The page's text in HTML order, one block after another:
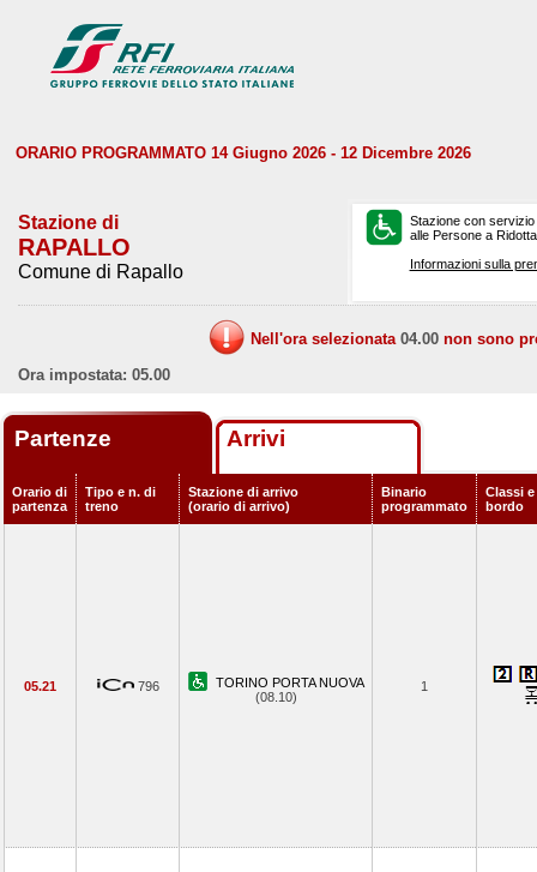
ORARIO PROGRAMMATO 14 Giugno 2026 - 12 Dicembre 2026
Stazione di
RAPALLO
Comune di Rapallo
Stazione con
alle Persone a
Informazioni sulla
Nell'ora selezionata 04.00 non sono
Ora impostata: 05.00
Partenze Arrivi
Orario di
partenza
Tipo e n. di
treno
Stazione di arrivo
(orario di arrivo)
Binario
programmato
Classi
bordo
05.21 796
TORINO PORTA NUOVA
(08.10)
1